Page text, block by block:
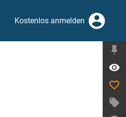
Kostenlos anmelden